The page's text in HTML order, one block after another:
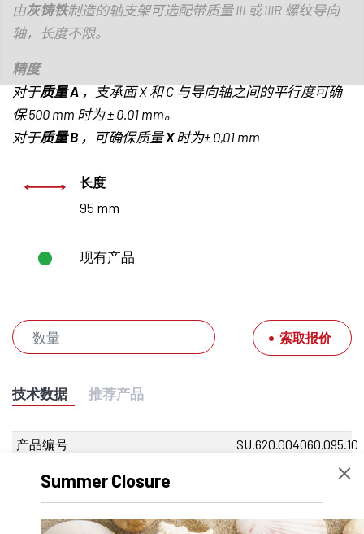
由灰铸铁制造的轴支架可选配带质量III 或IIIR 螺纹导向
轴，长度不限。
精度
对于质量A，支承面X和C与导向轴之间的平行度可确
保500 mm 时为 ± 0.01 mm。
对于质量B ，可确保质量X 时为± 0,01 mm
长度
95 mm
现有产品
索取报价
技术数据 推荐产品
产品编号
SU.620.004060.095.10
Volume
301720
Summer Closure